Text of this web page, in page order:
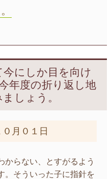
にしか目を向け
年度の折り返し地
しょう。
月０１日
からない、とすがるよう
。そういった子に指針を